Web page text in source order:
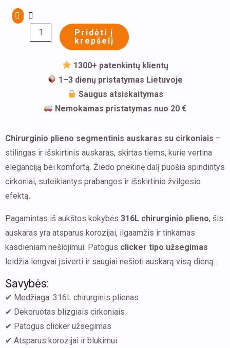
auskaras
Pridėti į
krepšelį
1300+ patenkintų klientų
1–3 dienų pristatymas Lietuvoje
Saugus atsiskaitymas
Nemokamas pristatymas nuo 20 €
Chirurginio plieno segmentinis auskaras su cirkoniais –
stilingas ir išskirtinis auskaras, skirtas tiems, kurie vertina
eleganciją bei komfortą. Žiedo priekinę dalį puošia spindintys
cirkoniai, suteikiantys prabangos ir išskirtinio žvilgesio
efektą.
Pagamintas iš aukštos kokybės 316L chirurginio plieno, šis
auskaras yra atsparus korozijai, ilgaamžis ir tinkamas
kasdieniam nešiojimui. Patogus clicker tipo užsegimas
leidžia lengvai įsiverti ir saugiai nešioti auskarą visą dieną.
Savybės:
✔ Medžiaga: 316L chirurginis plienas
✔ Dekoruotas blizgiais cirkoniais
✔ Patogus clicker užsegimas
✔ Atsparus korozijai ir blukimui